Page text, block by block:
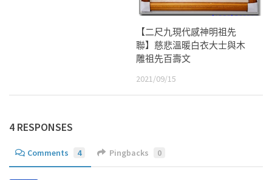
【二尺九現代感神明祖先
聯】慈悲溫暖白衣大士與木
雕祖先百壽文
2021/09/15
4 RESPONSES
Comments 4 Pingbacks 0